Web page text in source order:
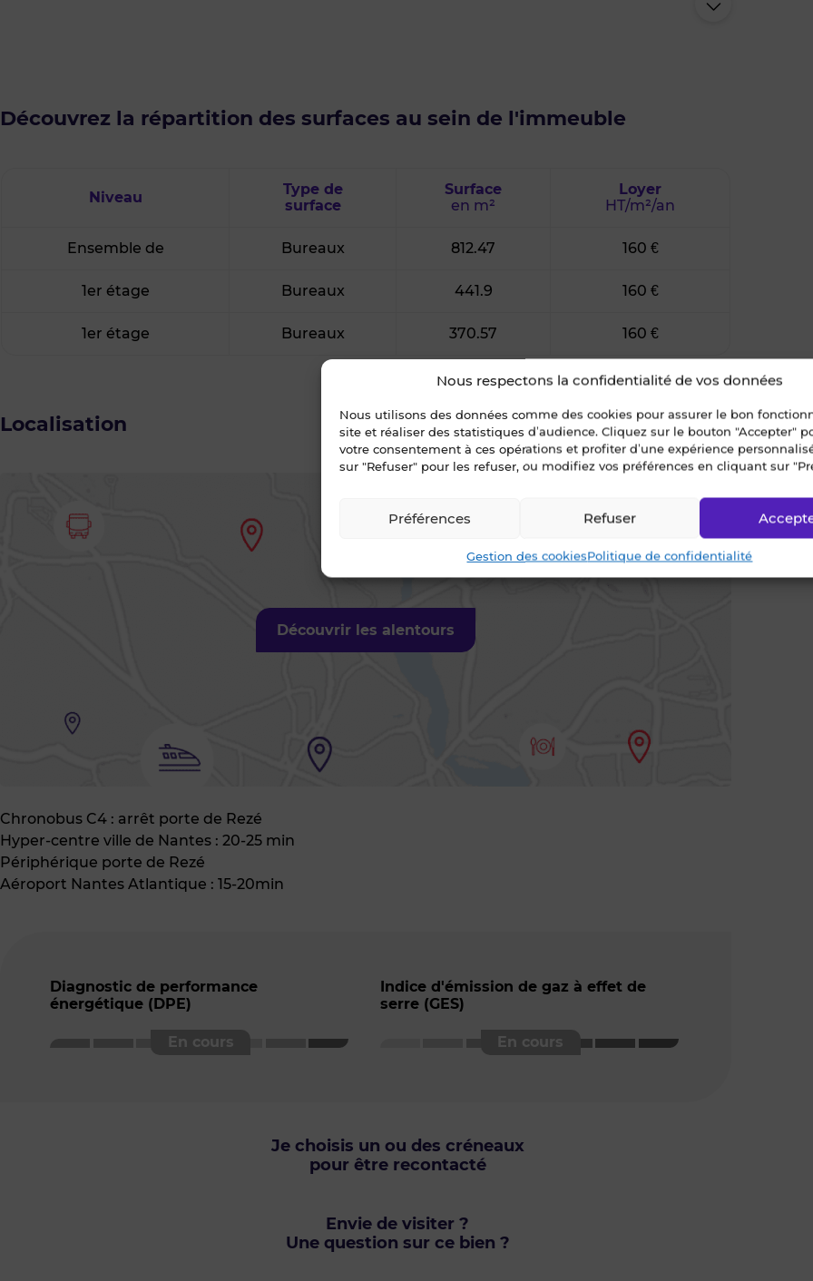
Nous respectons la confidentialité de vos données
Nous utilisons des données comme des cookies pour assurer le bon
site et réaliser des statistiques d’audience. Cliquez sur le bouton "Accepter"
votre consentement à ces opérations et profiter d’une expérience
sur "Refuser" pour les refuser, ou modifiez vos préférences en cliquant sur
Refuser
Préférences
Gestion des cookiesPolitique de confidentialité
Découvrez la répartition des surfaces au sein de l'immeuble
Niveau
Type de
surface
Surface
en m²
Loyer
HT/m²/an
Ensemble de Bureaux 812.47 160 €
1er étage Bureaux 441.9 160 €
1er étage Bureaux 370.57 160 €
Localisation
Découvrir les alentours
Chronobus C4 : arrêt porte de Rezé
Hyper-centre ville de Nantes : 20-25 min
Périphérique porte de Rezé
Aéroport Nantes Atlantique : 15-20min
Diagnostic de performance
énergétique (DPE)
Indice d'émission de gaz à effet de
serre (GES)
Je choisis un ou des créneaux
pour être recontacté
Envie de visiter ?
Une question sur ce bien ?